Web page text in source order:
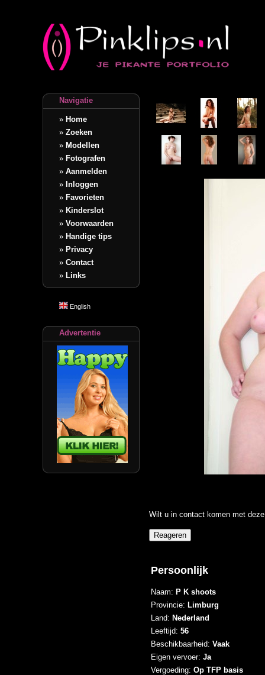
Navigatie
» Home
» Zoeken
» Modellen
» Fotografen
» Aanmelden
» Inloggen
» Favorieten
» Kinderslot
» Voorwaarden
» Handige tips
» Privacy
» Contact
» Links
English
Advertentie
Wilt u in contact komen met
Persoonlijk
Naam: P K shoots
Provincie: Limburg
Land: Nederland
Leeftijd: 56
Beschikbaarheid: Vaak
Eigen vervoer: Ja
Vergoeding: Op TFP basis